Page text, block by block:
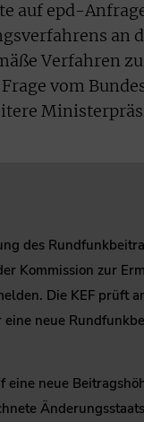
auf epd-
an
Verfahren
vom
des
Kommission zur
Die KEF prüft
neue
neue